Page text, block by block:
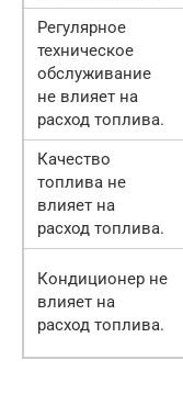
Регулярное
техническое
обслуживание
не влияет на
расход топлива.
Качество
топлива не
влияет на
расход топлива.
Кондиционер не
влияет на
расход топлива.